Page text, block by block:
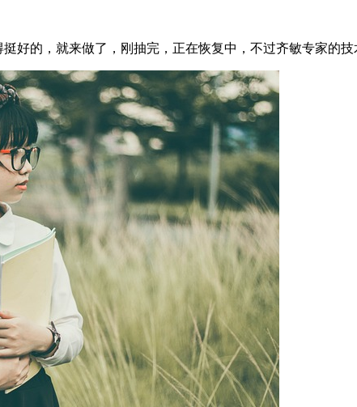
好的，就来做了，刚抽完，正在恢复中，不过齐敏专家的